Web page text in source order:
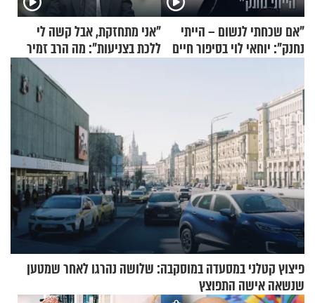
"אם שכחתי לנשום – הייתי
נחנק": יוחאי לוי בסיפור חיים
"אני מתחזקת, אבל קשה לי
ללכת בצניעות": מה הרב זמיר
פיצוץ קטלני במסעדה במוסקבה: שלושה נהרגו לאחר שמטען
שנשאה אישה התפוצץ